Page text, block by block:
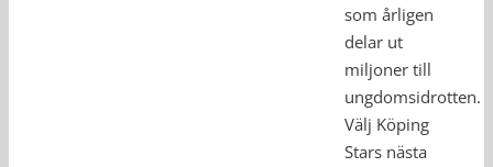
som årligen
delar ut
miljoner till
ungdomsidrotten.
Välj Köping
Stars nästa